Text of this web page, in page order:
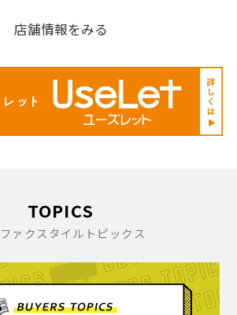
店舗情報をみる
TOPICS
ァクスタイルトピックス